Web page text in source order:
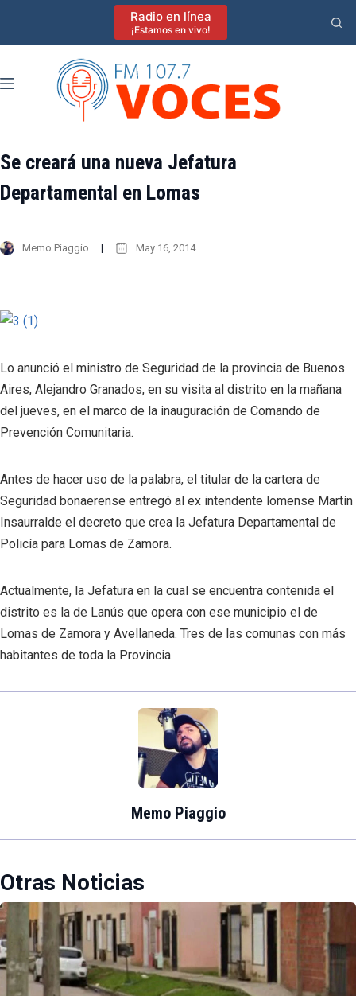
Radio en línea
¡Estamos en vivo!
Se creará una nueva Jefatura
Departamental en Lomas
Memo Piaggio May 16, 2014
Lo anunció el ministro de Seguridad de la provincia de Buenos
Aires, Alejandro Granados, en su visita al distrito en la mañana
del jueves, en el marco de la inauguración de Comando de
Prevención Comunitaria.
Antes de hacer uso de la palabra, el titular de la cartera de
Seguridad bonaerense entregó al ex intendente lomense Martín
Insaurralde el decreto que crea la Jefatura Departamental de
Policía para Lomas de Zamora.
Actualmente, la Jefatura en la cual se encuentra contenida el
distrito es la de Lanús que opera con ese municipio el de
Lomas de Zamora y Avellaneda. Tres de las comunas con más
habitantes de toda la Provincia.
Memo Piaggio
Otras Noticias